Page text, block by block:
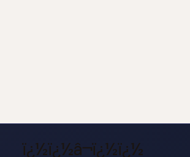
ï¿½ï¿½â¬ï¿½ï¿½